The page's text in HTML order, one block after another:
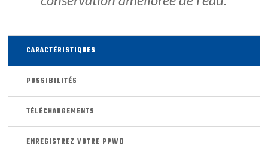
CARACTÉRISTIQUES
POSSIBILITÉS
TÉLÉCHARGEMENTS
ENREGISTREZ VOTRE PPWD